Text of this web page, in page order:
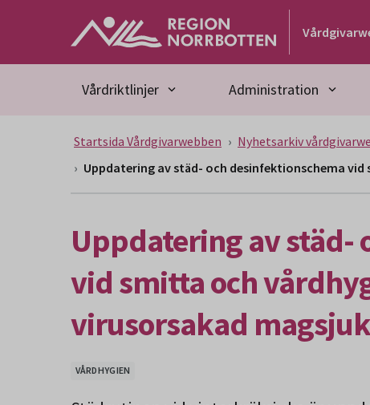
Gå till huvudmeny
Gå till övergripande innehåll
Vårdriktlinjer Administration
Startsida Vårdgivarwebben
Nyhetsarkiv
Uppdatering av städ- och desinfektionschema
Uppdatering av städ-
vid smitta och
virusorsakad
VÅRDHYGIEN